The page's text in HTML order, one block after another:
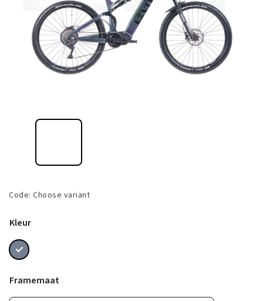
Code: Choose variant
Kleur
Framemaat